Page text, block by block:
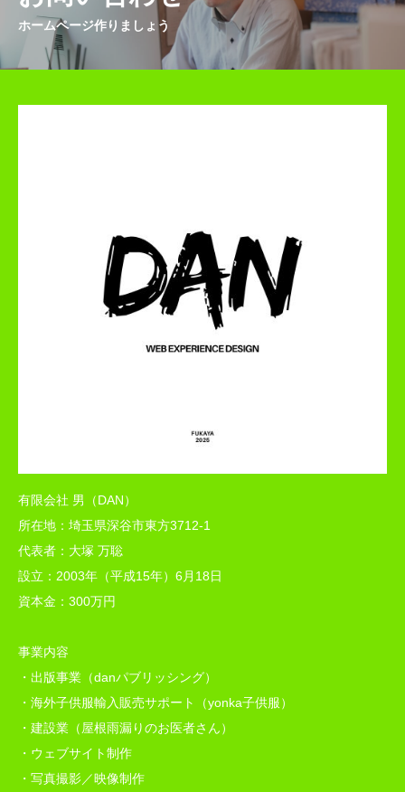
ホームページ作りましょう
有限会社 男（DAN）
所在地：埼玉県深谷市東方3712-1
代表者：大塚 万聡
設立：2003年（平成15年）6月18日
資本金：300万円
事業内容
・出版事業（danパブリッシング）
・海外子供服輸入販売サポート（yonka子供服）
・建設業（屋根雨漏りのお医者さん）
・ウェブサイト制作
・写真撮影／映像制作